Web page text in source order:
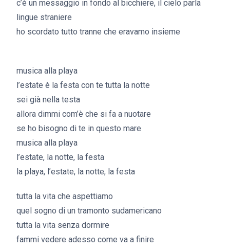
c’è un messaggio in fondo al bicchiere, il cielo parla
lingue straniere
ho scordato tutto tranne che eravamo insieme
musica alla playa
l’estate è la festa con te tutta la notte
sei già nella testa
allora dimmi com’è che si fa a nuotare
se ho bisogno di te in questo mare
musica alla playa
l’estate, la notte, la festa
la playa, l’estate, la notte, la festa
tutta la vita che aspettiamo
quel sogno di un tramonto sudamericano
tutta la vita senza dormire
fammi vedere adesso come va a finire